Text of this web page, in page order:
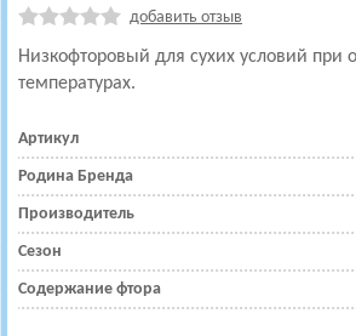
добавить отзыв
Низкофторовый для сухих условий при
температурах.
Артикул
Родина Бренда
Производитель
Сезон
Содержание фтора